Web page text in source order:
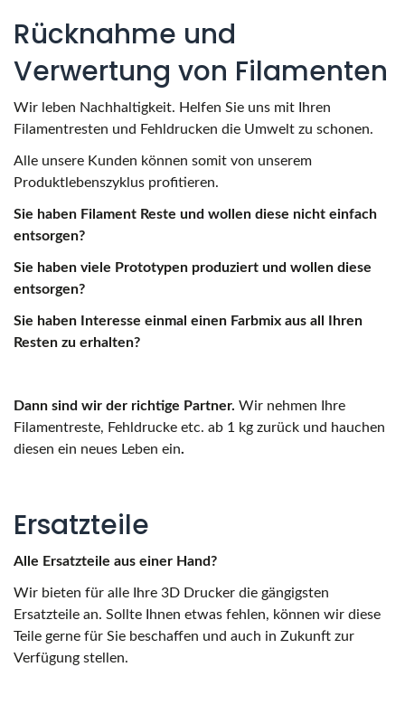
Rücknahme und
Verwertung von Filamenten
Wir leben Nachhaltigkeit. Helfen Sie uns mit Ihren
Filamentresten und Fehldrucken die Umwelt zu schonen.
Alle unsere Kunden können somit von unserem
Produktlebenszyklus profitieren.
Sie haben Filament Reste und wollen diese nicht einfach
entsorgen?
Sie haben viele Prototypen produziert und wollen diese
entsorgen?
Sie haben Interesse einmal einen Farbmix aus all Ihren
Resten zu erhalten?
Dann sind wir der richtige Partner. Wir nehmen Ihre
Filamentreste, Fehldrucke etc. ab 1 kg zurück und hauchen
diesen ein neues Leben ein.
Ersatzteile
Alle Ersatzteile aus einer Hand?
Wir bieten für alle Ihre 3D Drucker die gängigsten
Ersatzteile an. Sollte Ihnen etwas fehlen, können wir diese
Teile gerne für Sie beschaffen und auch in Zukunft zur
Verfügung stellen.